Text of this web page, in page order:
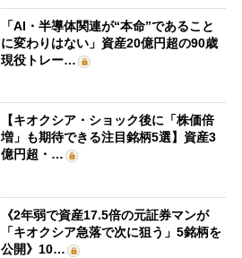
「AI・半導体関連が“本命”であること
に変わりはない」資産20億円超の90歳
現役トレー…
【キオクシア・ショック後に「株価倍
増」も期待できる注目銘柄5選】資産3
億円超・…
《2年弱で資産17.5倍の元証券マンが
「キオクシア急落で次に狙う」5銘柄を
公開》10…